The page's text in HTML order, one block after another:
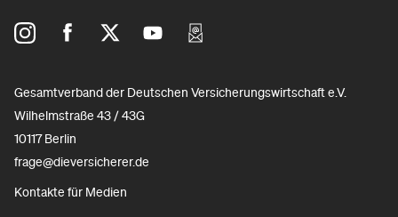
Gesamtverband der Deutschen Versicherungswirtschaft e.V.
Wilhelmstraße 43 / 43G
10117 Berlin
frage@dieversicherer.de
Kontakte für Medien